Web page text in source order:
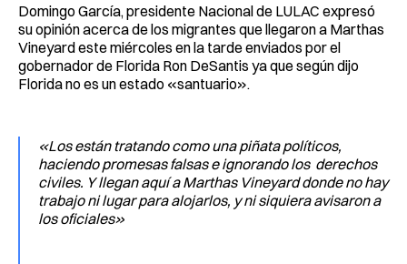
Domingo García, presidente Nacional de LULAC expresó
su opinión acerca de los migrantes que llegaron a Marthas
Vineyard este miércoles en la tarde enviados por el
gobernador de Florida Ron DeSantis ya que según dijo
Florida no es un estado «santuario».
«Los están tratando como una piñata políticos,
haciendo promesas falsas e ignorando los derechos
civiles. Y llegan aquí a Marthas Vineyard donde no hay
trabajo ni lugar para alojarlos, y ni siquiera avisaron a
los oficiales»